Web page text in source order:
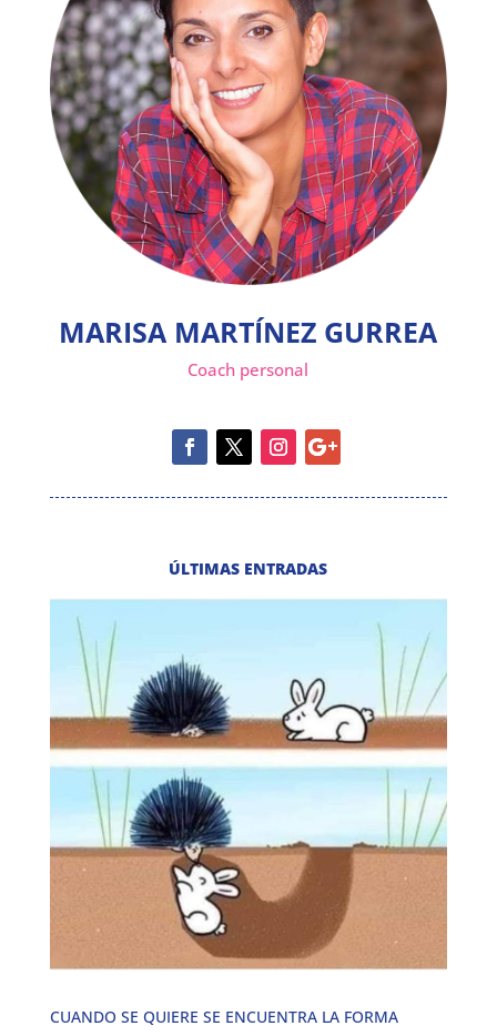
MARISA MARTÍNEZ GURREA
Coach personal
ÚLTIMAS ENTRADAS
CUANDO SE QUIERE SE ENCUENTRA LA FORMA